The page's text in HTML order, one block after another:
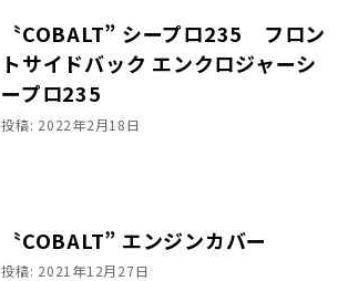
〝COBALT” シープロ235 フロン
トサイドバック エンクロジャーシ
ープロ235
投稿: 2022年2月18日
〝COBALT” エンジンカバー
投稿: 2021年12月27日